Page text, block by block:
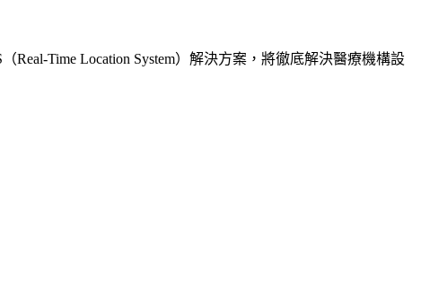
Time Location System）解決方案，將徹底解決醫療機構設